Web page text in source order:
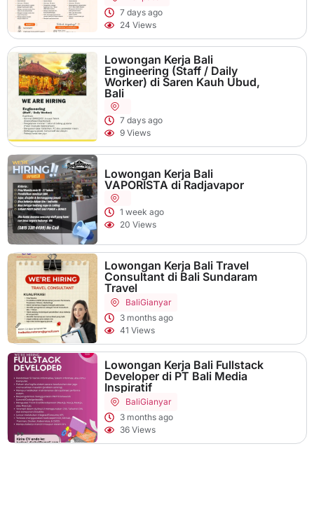
7 days ago
24 Views
Lowongan Kerja Bali
Engineering (Staff / Daily
Worker) di Saren Kauh Ubud,
Bali
7 days ago
9 Views
Lowongan Kerja Bali
VAPORISTA di Radjavapor
1 week ago
20 Views
Lowongan Kerja Bali Travel
Consultant di Bali Sundaram
Travel
BaliGianyar
3 months ago
41 Views
Lowongan Kerja Bali Fullstack
Developer di PT Bali Media
Inspiratif
BaliGianyar
3 months ago
36 Views